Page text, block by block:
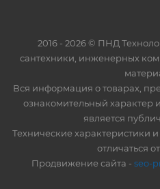
2016 - 2026 © ПНД
сантехники, инженерных
Вся информация о товарах,
ознакомительный характер
является
Технические характеристики
отличаться
Продвижение сайта - seo-